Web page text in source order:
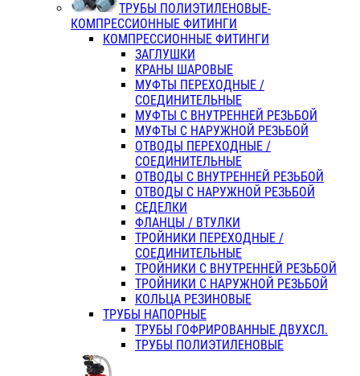
ТРУБЫ ПОЛИЭТИЛЕНОВЫЕ-
КОМПРЕССИОННЫЕ ФИТИНГИ
КОМПРЕССИОННЫЕ ФИТИНГИ
ЗАГЛУШКИ
КРАНЫ ШАРОВЫЕ
МУФТЫ ПЕРЕХОДНЫЕ /
СОЕДИНИТЕЛЬНЫЕ
МУФТЫ С ВНУТРЕННЕЙ РЕЗЬБОЙ
МУФТЫ С НАРУЖНОЙ РЕЗЬБОЙ
ОТВОДЫ ПЕРЕХОДНЫЕ /
СОЕДИНИТЕЛЬНЫЕ
ОТВОДЫ С ВНУТРЕННЕЙ РЕЗЬБОЙ
ОТВОДЫ С НАРУЖНОЙ РЕЗЬБОЙ
СЕДЕЛКИ
ФЛАНЦЫ / ВТУЛКИ
ТРОЙНИКИ ПЕРЕХОДНЫЕ /
СОЕДИНИТЕЛЬНЫЕ
ТРОЙНИКИ С ВНУТРЕННЕЙ РЕЗЬБОЙ
ТРОЙНИКИ С НАРУЖНОЙ РЕЗЬБОЙ
КОЛЬЦА РЕЗИНОВЫЕ
ТРУБЫ НАПОРНЫЕ
ТРУБЫ ГОФРИРОВАННЫЕ ДВУХСЛ.
ТРУБЫ ПОЛИЭТИЛЕНОВЫЕ